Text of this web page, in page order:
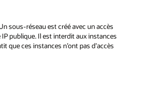
sous-réseau est créé avec un accès
publique. Il est interdit aux instances
que ces instances n’ont pas d’accès